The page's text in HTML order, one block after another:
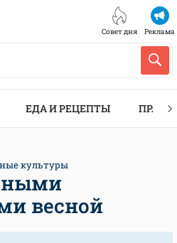
Совет дня Реклама
ЕДА И РЕЦЕПТЫ
культуры
весной